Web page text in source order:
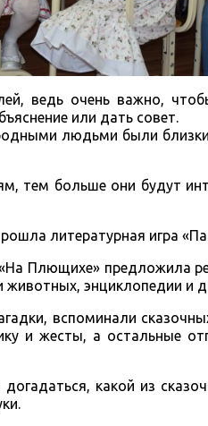
ведь очень важно,
или дать совет.
людьми были
тем больше они будут
литературная игра
предложила
животных, энциклопедии и
вспоминали сказочных
и жесты, а остальные
какой из